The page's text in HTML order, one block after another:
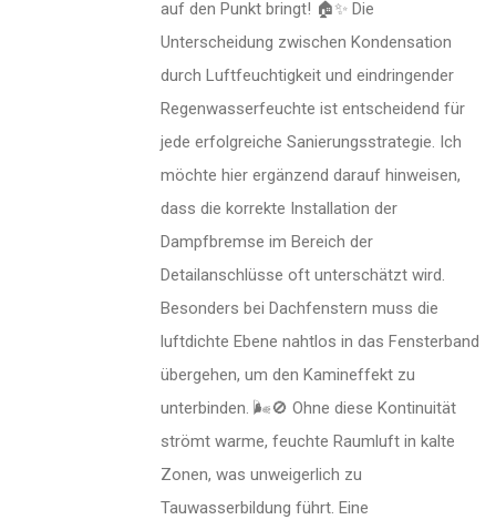
auf den Punkt bringt! 🏠✨ Die
Unterscheidung zwischen Kondensation
durch Luftfeuchtigkeit und eindringender
Regenwasserfeuchte ist entscheidend für
jede erfolgreiche Sanierungsstrategie. Ich
möchte hier ergänzend darauf hinweisen,
dass die korrekte Installation der
Dampfbremse im Bereich der
Detailanschlüsse oft unterschätzt wird.
Besonders bei Dachfenstern muss die
luftdichte Ebene nahtlos in das Fensterband
übergehen, um den Kamineffekt zu
unterbinden. 🌬️🚫 Ohne diese Kontinuität
strömt warme, feuchte Raumluft in kalte
Zonen, was unweigerlich zu
Tauwasserbildung führt. Eine